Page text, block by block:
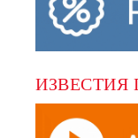
ИЗВЕСТИЯ